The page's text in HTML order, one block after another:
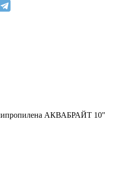
АКВАБРАЙТ 10"